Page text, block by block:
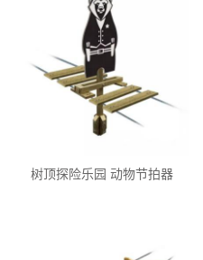
树顶探险乐园 动物节拍器